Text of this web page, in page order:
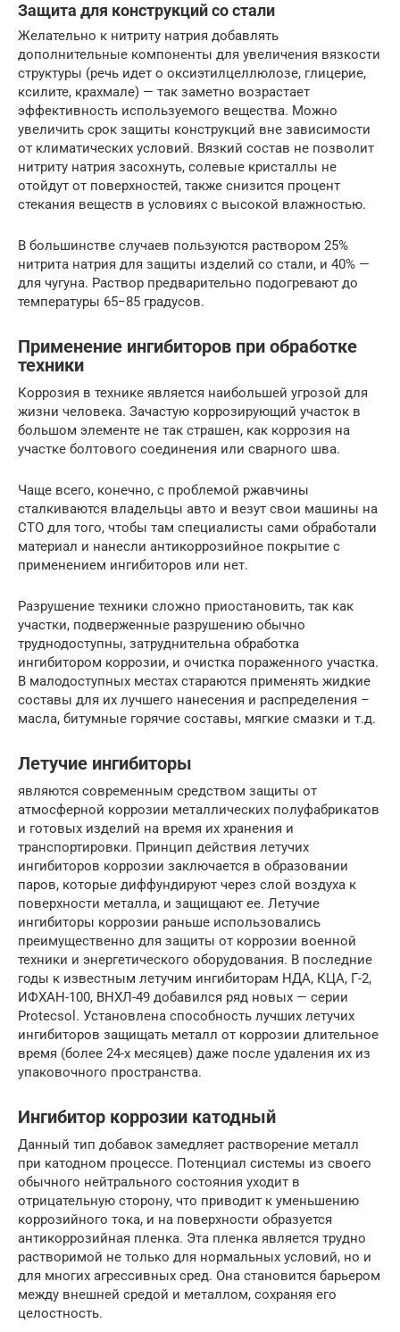
Защита для конструкций со стали
Желательно к нитриту натрия добавлять
дополнительные компоненты для увеличения вязкости
структуры (речь идет о оксиэтилцеллюлозе, глицерие,
ксилите, крахмале) — так заметно возрастает
эффективность используемого вещества. Можно
увеличить срок защиты конструкций вне зависимости
от климатических условий. Вязкий состав не позволит
нитриту натрия засохнуть, солевые кристаллы не
отойдут от поверхностей, также снизится процент
стекания веществ в условиях с высокой влажностью.
В большинстве случаев пользуются раствором 25%
нитрита натрия для защиты изделий со стали, и 40% —
для чугуна. Раствор предварительно подогревают до
температуры 65−85 градусов.
Применение ингибиторов при обработке
техники
Коррозия в технике является наибольшей угрозой для
жизни человека. Зачастую коррозирующий участок в
большом элементе не так страшен, как коррозия на
участке болтового соединения или сварного шва.
Чаще всего, конечно, с проблемой ржавчины
сталкиваются владельцы авто и везут свои машины на
СТО для того, чтобы там специалисты сами обработали
материал и нанесли антикоррозийное покрытие с
применением ингибиторов или нет.
Разрушение техники сложно приостановить, так как
участки, подверженные разрушению обычно
труднодоступны, затруднительна обработка
ингибитором коррозии, и очистка пораженного участка.
В малодоступных местах стараются применять жидкие
составы для их лучшего нанесения и распределения –
масла, битумные горячие составы, мягкие смазки и т.д.
Летучие ингибиторы
являются современным средством защиты от
атмосферной коррозии металлических полуфабрикатов
и готовых изделий на время их хранения и
транспортировки. Принцип действия летучих
ингибиторов коррозии заключается в образовании
паров, которые диффундируют через слой воздуха к
поверхности металла, и защищают ее. Летучие
ингибиторы коррозии раньше использовались
преимущественно для защиты от коррозии военной
техники и энергетического оборудования. В последние
годы к известным летучим ингибиторам НДА, КЦА, Г-2,
ИФХАН-100, ВНХЛ-49 добавился ряд новых — серии
Protecsol. Установлена способность лучших летучих
ингибиторов защищать металл от коррозии длительное
время (более 24-х месяцев) даже после удаления их из
упаковочного пространства.
Ингибитор коррозии катодный
Данный тип добавок замедляет растворение металл
при катодном процессе. Потенциал системы из своего
обычного нейтрального состояния уходит в
отрицательную сторону, что приводит к уменьшению
коррозийного тока, и на поверхности образуется
антикоррозийная пленка. Эта пленка является трудно
растворимой не только для нормальных условий, но и
для многих агрессивных сред. Она становится барьером
между внешней средой и металлом, сохраняя его
целостность.